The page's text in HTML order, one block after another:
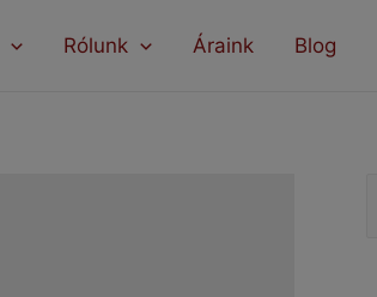
Rólunk Áraink Blog